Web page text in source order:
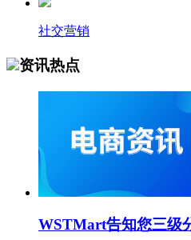
社交营销
资讯热点
WSTMart告知您三级